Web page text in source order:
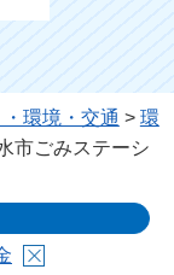
環境・交通 > 環
市ごみステーシ